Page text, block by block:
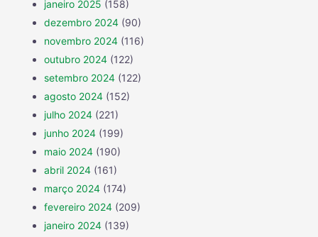
janeiro 2025 (158)
dezembro 2024 (90)
novembro 2024 (116)
outubro 2024 (122)
setembro 2024 (122)
agosto 2024 (152)
julho 2024 (221)
junho 2024 (199)
maio 2024 (190)
abril 2024 (161)
março 2024 (174)
fevereiro 2024 (209)
janeiro 2024 (139)